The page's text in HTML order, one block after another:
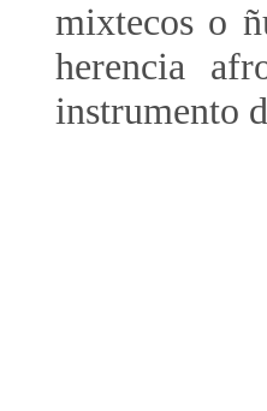
mixtecos o
herencia
instrumento